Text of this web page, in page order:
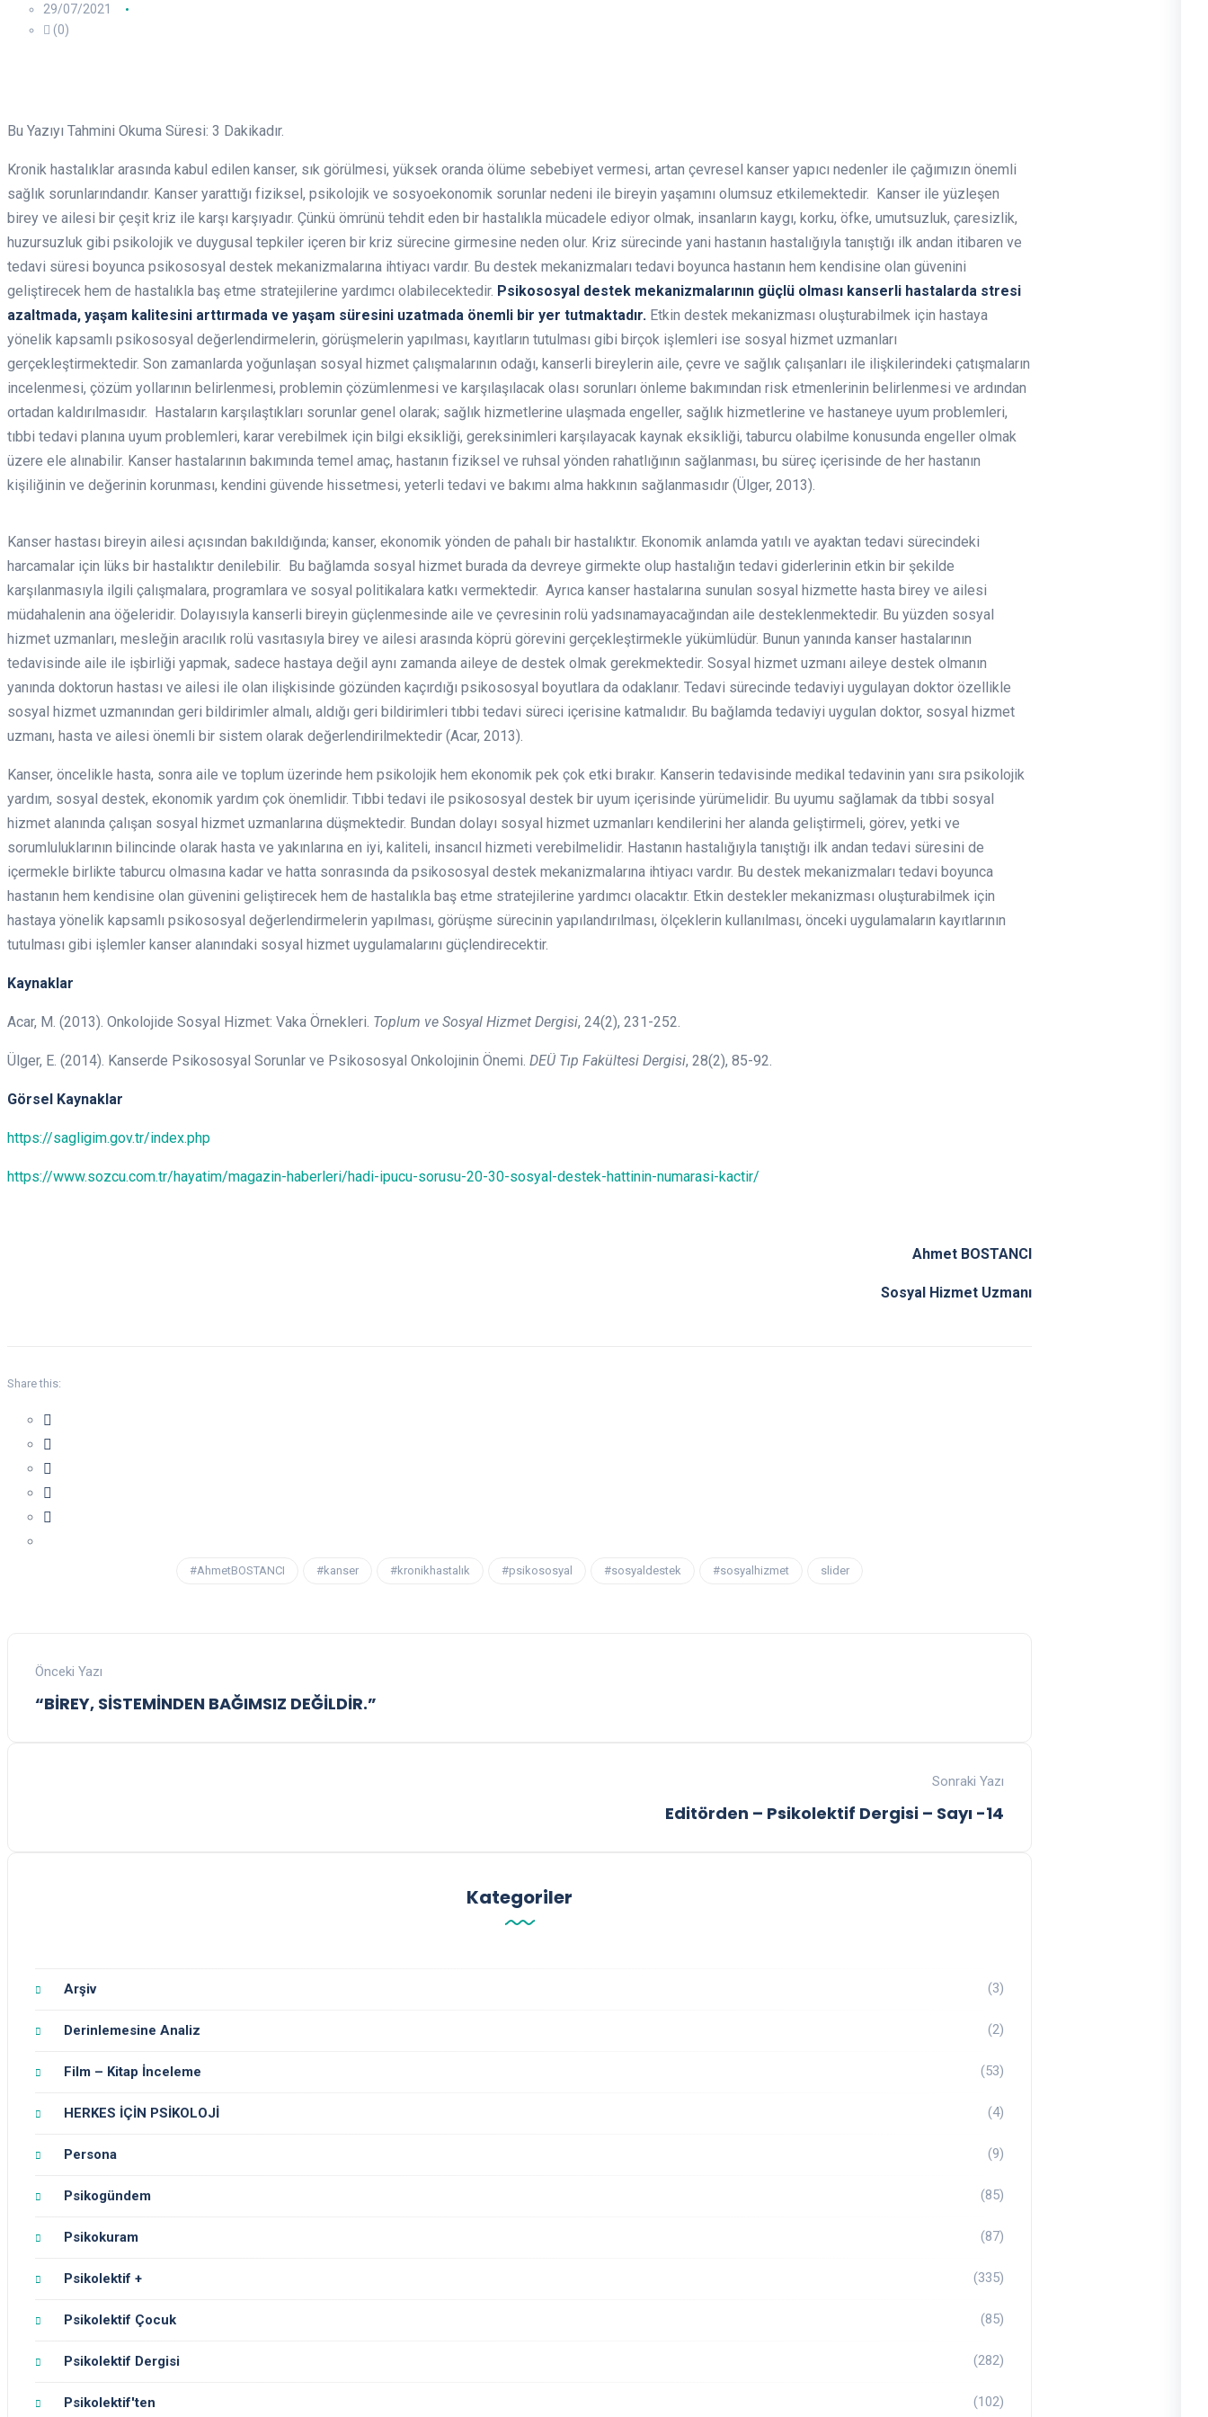
29/07/2021
(0)
Bu Yazıyı Tahmini Okuma Süresi: 3 Dakikadır.
Kronik hastalıklar arasında kabul edilen kanser, sık görülmesi, yüksek oranda ölüme sebebiyet vermesi, artan çevresel kanser yapıcı nedenler ile çağımızın önemli
sağlık sorunlarındandır. Kanser yarattığı fiziksel, psikolojik ve sosyoekonomik sorunlar nedeni ile bireyin yaşamını olumsuz etkilemektedir. Kanser ile yüzleşen
birey ve ailesi bir çeşit kriz ile karşı karşıyadır. Çünkü ömrünü tehdit eden bir hastalıkla mücadele ediyor olmak, insanların kaygı, korku, öfke, umutsuzluk, çaresizlik,
huzursuzluk gibi psikolojik ve duygusal tepkiler içeren bir kriz sürecine girmesine neden olur. Kriz sürecinde yani hastanın hastalığıyla tanıştığı ilk andan itibaren ve
tedavi süresi boyunca psikososyal destek mekanizmalarına ihtiyacı vardır. Bu destek mekanizmaları tedavi boyunca hastanın hem kendisine olan güvenini
geliştirecek hem de hastalıkla baş etme stratejilerine yardımcı olabilecektedir. Psikososyal destek mekanizmalarının güçlü olması kanserli hastalarda stresi
azaltmada, yaşam kalitesini arttırmada ve yaşam süresini uzatmada önemli bir yer tutmaktadır. Etkin destek mekanizması oluşturabilmek için hastaya
yönelik kapsamlı psikososyal değerlendirmelerin, görüşmelerin yapılması, kayıtların tutulması gibi birçok işlemleri ise sosyal hizmet uzmanları
gerçekleştirmektedir. Son zamanlarda yoğunlaşan sosyal hizmet çalışmalarının odağı, kanserli bireylerin aile, çevre ve sağlık çalışanları ile ilişkilerindeki çatışmaların
incelenmesi, çözüm yollarının belirlenmesi, problemin çözümlenmesi ve karşılaşılacak olası sorunları önleme bakımından risk etmenlerinin belirlenmesi ve ardından
ortadan kaldırılmasıdır. Hastaların karşılaştıkları sorunlar genel olarak; sağlık hizmetlerine ulaşmada engeller, sağlık hizmetlerine ve hastaneye uyum problemleri,
tıbbi tedavi planına uyum problemleri, karar verebilmek için bilgi eksikliği, gereksinimleri karşılayacak kaynak eksikliği, taburcu olabilme konusunda engeller olmak
üzere ele alınabilir. Kanser hastalarının bakımında temel amaç, hastanın fiziksel ve ruhsal yönden rahatlığının sağlanması, bu süreç içerisinde de her hastanın
kişiliğinin ve değerinin korunması, kendini güvende hissetmesi, yeterli tedavi ve bakımı alma hakkının sağlanmasıdır (Ülger, 2013).
Kanser hastası bireyin ailesi açısından bakıldığında; kanser, ekonomik yönden de pahalı bir hastalıktır. Ekonomik anlamda yatılı ve ayaktan tedavi sürecindeki
harcamalar için lüks bir hastalıktır denilebilir. Bu bağlamda sosyal hizmet burada da devreye girmekte olup hastalığın tedavi giderlerinin etkin bir şekilde
karşılanmasıyla ilgili çalışmalara, programlara ve sosyal politikalara katkı vermektedir. Ayrıca kanser hastalarına sunulan sosyal hizmette hasta birey ve ailesi
müdahalenin ana öğeleridir. Dolayısıyla kanserli bireyin güçlenmesinde aile ve çevresinin rolü yadsınamayacağından aile desteklenmektedir. Bu yüzden sosyal
hizmet uzmanları, mesleğin aracılık rolü vasıtasıyla birey ve ailesi arasında köprü görevini gerçekleştirmekle yükümlüdür. Bunun yanında kanser hastalarının
tedavisinde aile ile işbirliği yapmak, sadece hastaya değil aynı zamanda aileye de destek olmak gerekmektedir. Sosyal hizmet uzmanı aileye destek olmanın
yanında doktorun hastası ve ailesi ile olan ilişkisinde gözünden kaçırdığı psikososyal boyutlara da odaklanır. Tedavi sürecinde tedaviyi uygulayan doktor özellikle
sosyal hizmet uzmanından geri bildirimler almalı, aldığı geri bildirimleri tıbbi tedavi süreci içerisine katmalıdır. Bu bağlamda tedaviyi uygulan doktor, sosyal hizmet
uzmanı, hasta ve ailesi önemli bir sistem olarak değerlendirilmektedir (Acar, 2013).
Kanser, öncelikle hasta, sonra aile ve toplum üzerinde hem psikolojik hem ekonomik pek çok etki bırakır. Kanserin tedavisinde medikal tedavinin yanı sıra psikolojik
yardım, sosyal destek, ekonomik yardım çok önemlidir. Tıbbi tedavi ile psikososyal destek bir uyum içerisinde yürümelidir. Bu uyumu sağlamak da tıbbi sosyal
hizmet alanında çalışan sosyal hizmet uzmanlarına düşmektedir. Bundan dolayı sosyal hizmet uzmanları kendilerini her alanda geliştirmeli, görev, yetki ve
sorumluluklarının bilincinde olarak hasta ve yakınlarına en iyi, kaliteli, insancıl hizmeti verebilmelidir. Hastanın hastalığıyla tanıştığı ilk andan tedavi süresini de
içermekle birlikte taburcu olmasına kadar ve hatta sonrasında da psikososyal destek mekanizmalarına ihtiyacı vardır. Bu destek mekanizmaları tedavi boyunca
hastanın hem kendisine olan güvenini geliştirecek hem de hastalıkla baş etme stratejilerine yardımcı olacaktır. Etkin destekler mekanizması oluşturabilmek için
hastaya yönelik kapsamlı psikososyal değerlendirmelerin yapılması, görüşme sürecinin yapılandırılması, ölçeklerin kullanılması, önceki uygulamaların kayıtlarının
tutulması gibi işlemler kanser alanındaki sosyal hizmet uygulamalarını güçlendirecektir.
Kaynaklar
Acar, M. (2013). Onkolojide Sosyal Hizmet: Vaka Örnekleri. Toplum ve Sosyal Hizmet Dergisi, 24(2), 231-252.
Ülger, E. (2014). Kanserde Psikososyal Sorunlar ve Psikososyal Onkolojinin Önemi. DEÜ Tıp Fakültesi Dergisi, 28(2), 85-92.
Görsel Kaynaklar
https://sagligim.gov.tr/index.php
https://www.sozcu.com.tr/hayatim/magazin-haberleri/hadi-ipucu-sorusu-20-30-sosyal-destek-hattinin-numarasi-kactir/
Ahmet BOSTANCI
Sosyal Hizmet Uzmanı
Share this:
#AhmetBOSTANCI #kanser #kronikhastalık #psikososyal #sosyaldestek #sosyalhizmet slider
Önceki Yazı
“BİREY, SİSTEMİNDEN BAĞIMSIZ DEĞİLDİR.”
Sonraki Yazı
Editörden – Psikolektif Dergisi – Sayı -14
Kategoriler
Arşiv (3)
Derinlemesine Analiz (2)
Film – Kitap İnceleme (53)
HERKES İÇİN PSİKOLOJİ (4)
Persona (9)
Psikogündem (85)
Psikokuram (87)
Psikolektif + (335)
Psikolektif Çocuk (85)
Psikolektif Dergisi (282)
Psikolektif'ten (102)